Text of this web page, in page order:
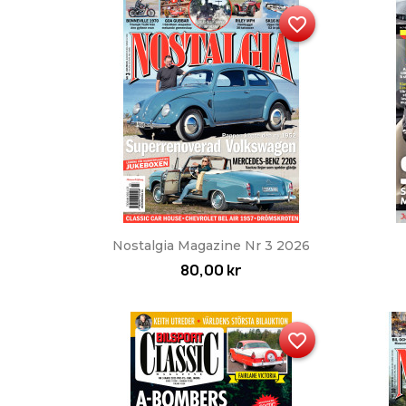
Snabbvy
Nostalgia Magazine Nr 3 2026
80,00 kr
favorite_border
favorite_border